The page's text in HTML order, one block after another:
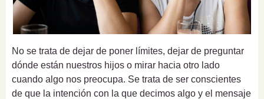
No se trata de dejar de poner límites, dejar de preguntar
dónde están nuestros hijos o mirar hacia otro lado
cuando algo nos preocupa. Se trata de ser conscientes
de que la intención con la que decimos algo y el mensaje